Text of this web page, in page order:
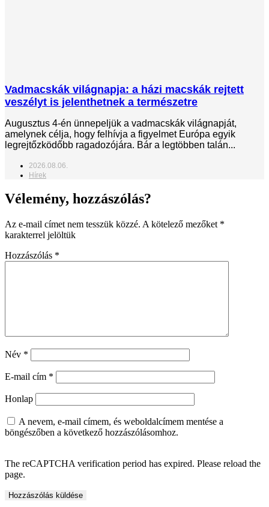
Vadmacskák világnapja: a házi macskák rejtett
veszélyt is jelenthetnek a természetre
Augusztus 4-én ünnepeljük a vadmacskák világnapját,
amelynek célja, hogy felhívja a figyelmet Európa egyik
legrejtőzködőbb ragadozójára. Bár a legtöbben talán...
2026.08.06.
Hírek
Vélemény, hozzászólás?
Az e-mail címet nem tesszük közzé. A kötelező mezőket *
karakterrel jelöltük
Hozzászólás *
Név *
E-mail cím *
Honlap
A nevem, e-mail címem, és weboldalcímem mentése a
böngészőben a következő hozzászólásomhoz.
The reCAPTCHA verification period has expired. Please reload the
page.